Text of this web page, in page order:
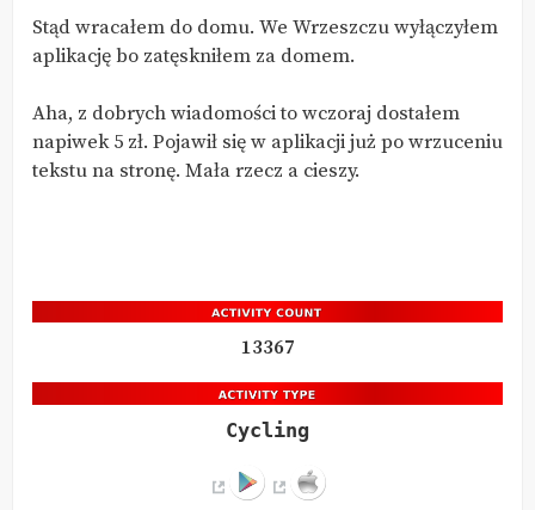
Stąd wracałem do domu. We Wrzeszczu wyłączyłem
aplikację bo zatęskniłem za domem.
Aha, z dobrych wiadomości to wczoraj dostałem
napiwek 5 zł. Pojawił się w aplikacji już po wrzuceniu
tekstu na stronę. Mała rzecz a cieszy.
13367
Cycling